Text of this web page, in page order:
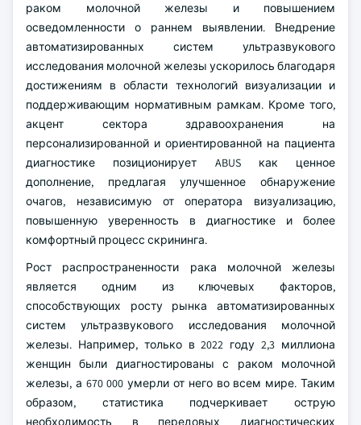
раком молочной железы и повышением
осведомленности о раннем выявлении. Внедрение
автоматизированных систем ультразвукового
исследования молочной железы ускорилось благодаря
достижениям в области технологий визуализации и
поддерживающим нормативным рамкам. Кроме того,
акцент сектора здравоохранения на
персонализированной и ориентированной на пациента
диагностике позиционирует ABUS как ценное
дополнение, предлагая улучшенное обнаружение
очагов, независимую от оператора визуализацию,
повышенную уверенность в диагностике и более
комфортный процесс скрининга.
Рост распространенности рака молочной железы
является одним из ключевых факторов,
способствующих росту рынка автоматизированных
систем ультразвукового исследования молочной
железы. Например, только в 2022 году 2,3 миллиона
женщин были диагностированы с раком молочной
железы, а 670 000 умерли от него во всем мире. Таким
образом, статистика подчеркивает острую
необходимость в передовых диагностических